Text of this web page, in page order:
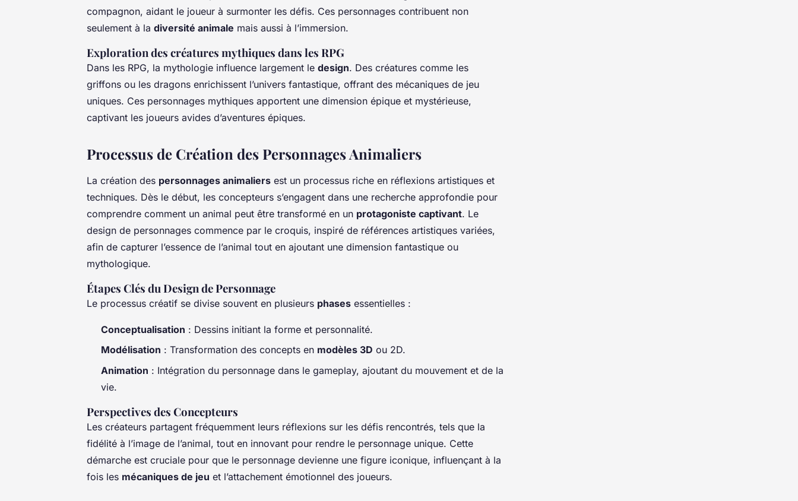
compagnon, aidant le joueur à surmonter les défis. Ces personnages contribuent non
seulement à la diversité animale mais aussi à l’immersion.
Exploration des créatures mythiques dans les RPG
Dans les RPG, la mythologie influence largement le design. Des créatures comme les
griffons ou les dragons enrichissent l’univers fantastique, offrant des mécaniques de jeu
uniques. Ces personnages mythiques apportent une dimension épique et mystérieuse,
captivant les joueurs avides d’aventures épiques.
Processus de Création des Personnages Animaliers
La création des personnages animaliers est un processus riche en réflexions artistiques et
techniques. Dès le début, les concepteurs s’engagent dans une recherche approfondie pour
comprendre comment un animal peut être transformé en un protagoniste captivant. Le
design de personnages commence par le croquis, inspiré de références artistiques variées,
afin de capturer l’essence de l’animal tout en ajoutant une dimension fantastique ou
mythologique.
Étapes Clés du Design de Personnage
Le processus créatif se divise souvent en plusieurs phases essentielles :
Conceptualisation : Dessins initiant la forme et personnalité.
Modélisation : Transformation des concepts en modèles 3D ou 2D.
Animation : Intégration du personnage dans le gameplay, ajoutant du mouvement et de la
vie.
Perspectives des Concepteurs
Les créateurs partagent fréquemment leurs réflexions sur les défis rencontrés, tels que la
fidélité à l’image de l’animal, tout en innovant pour rendre le personnage unique. Cette
démarche est cruciale pour que le personnage devienne une figure iconique, influençant à la
fois les mécaniques de jeu et l’attachement émotionnel des joueurs.